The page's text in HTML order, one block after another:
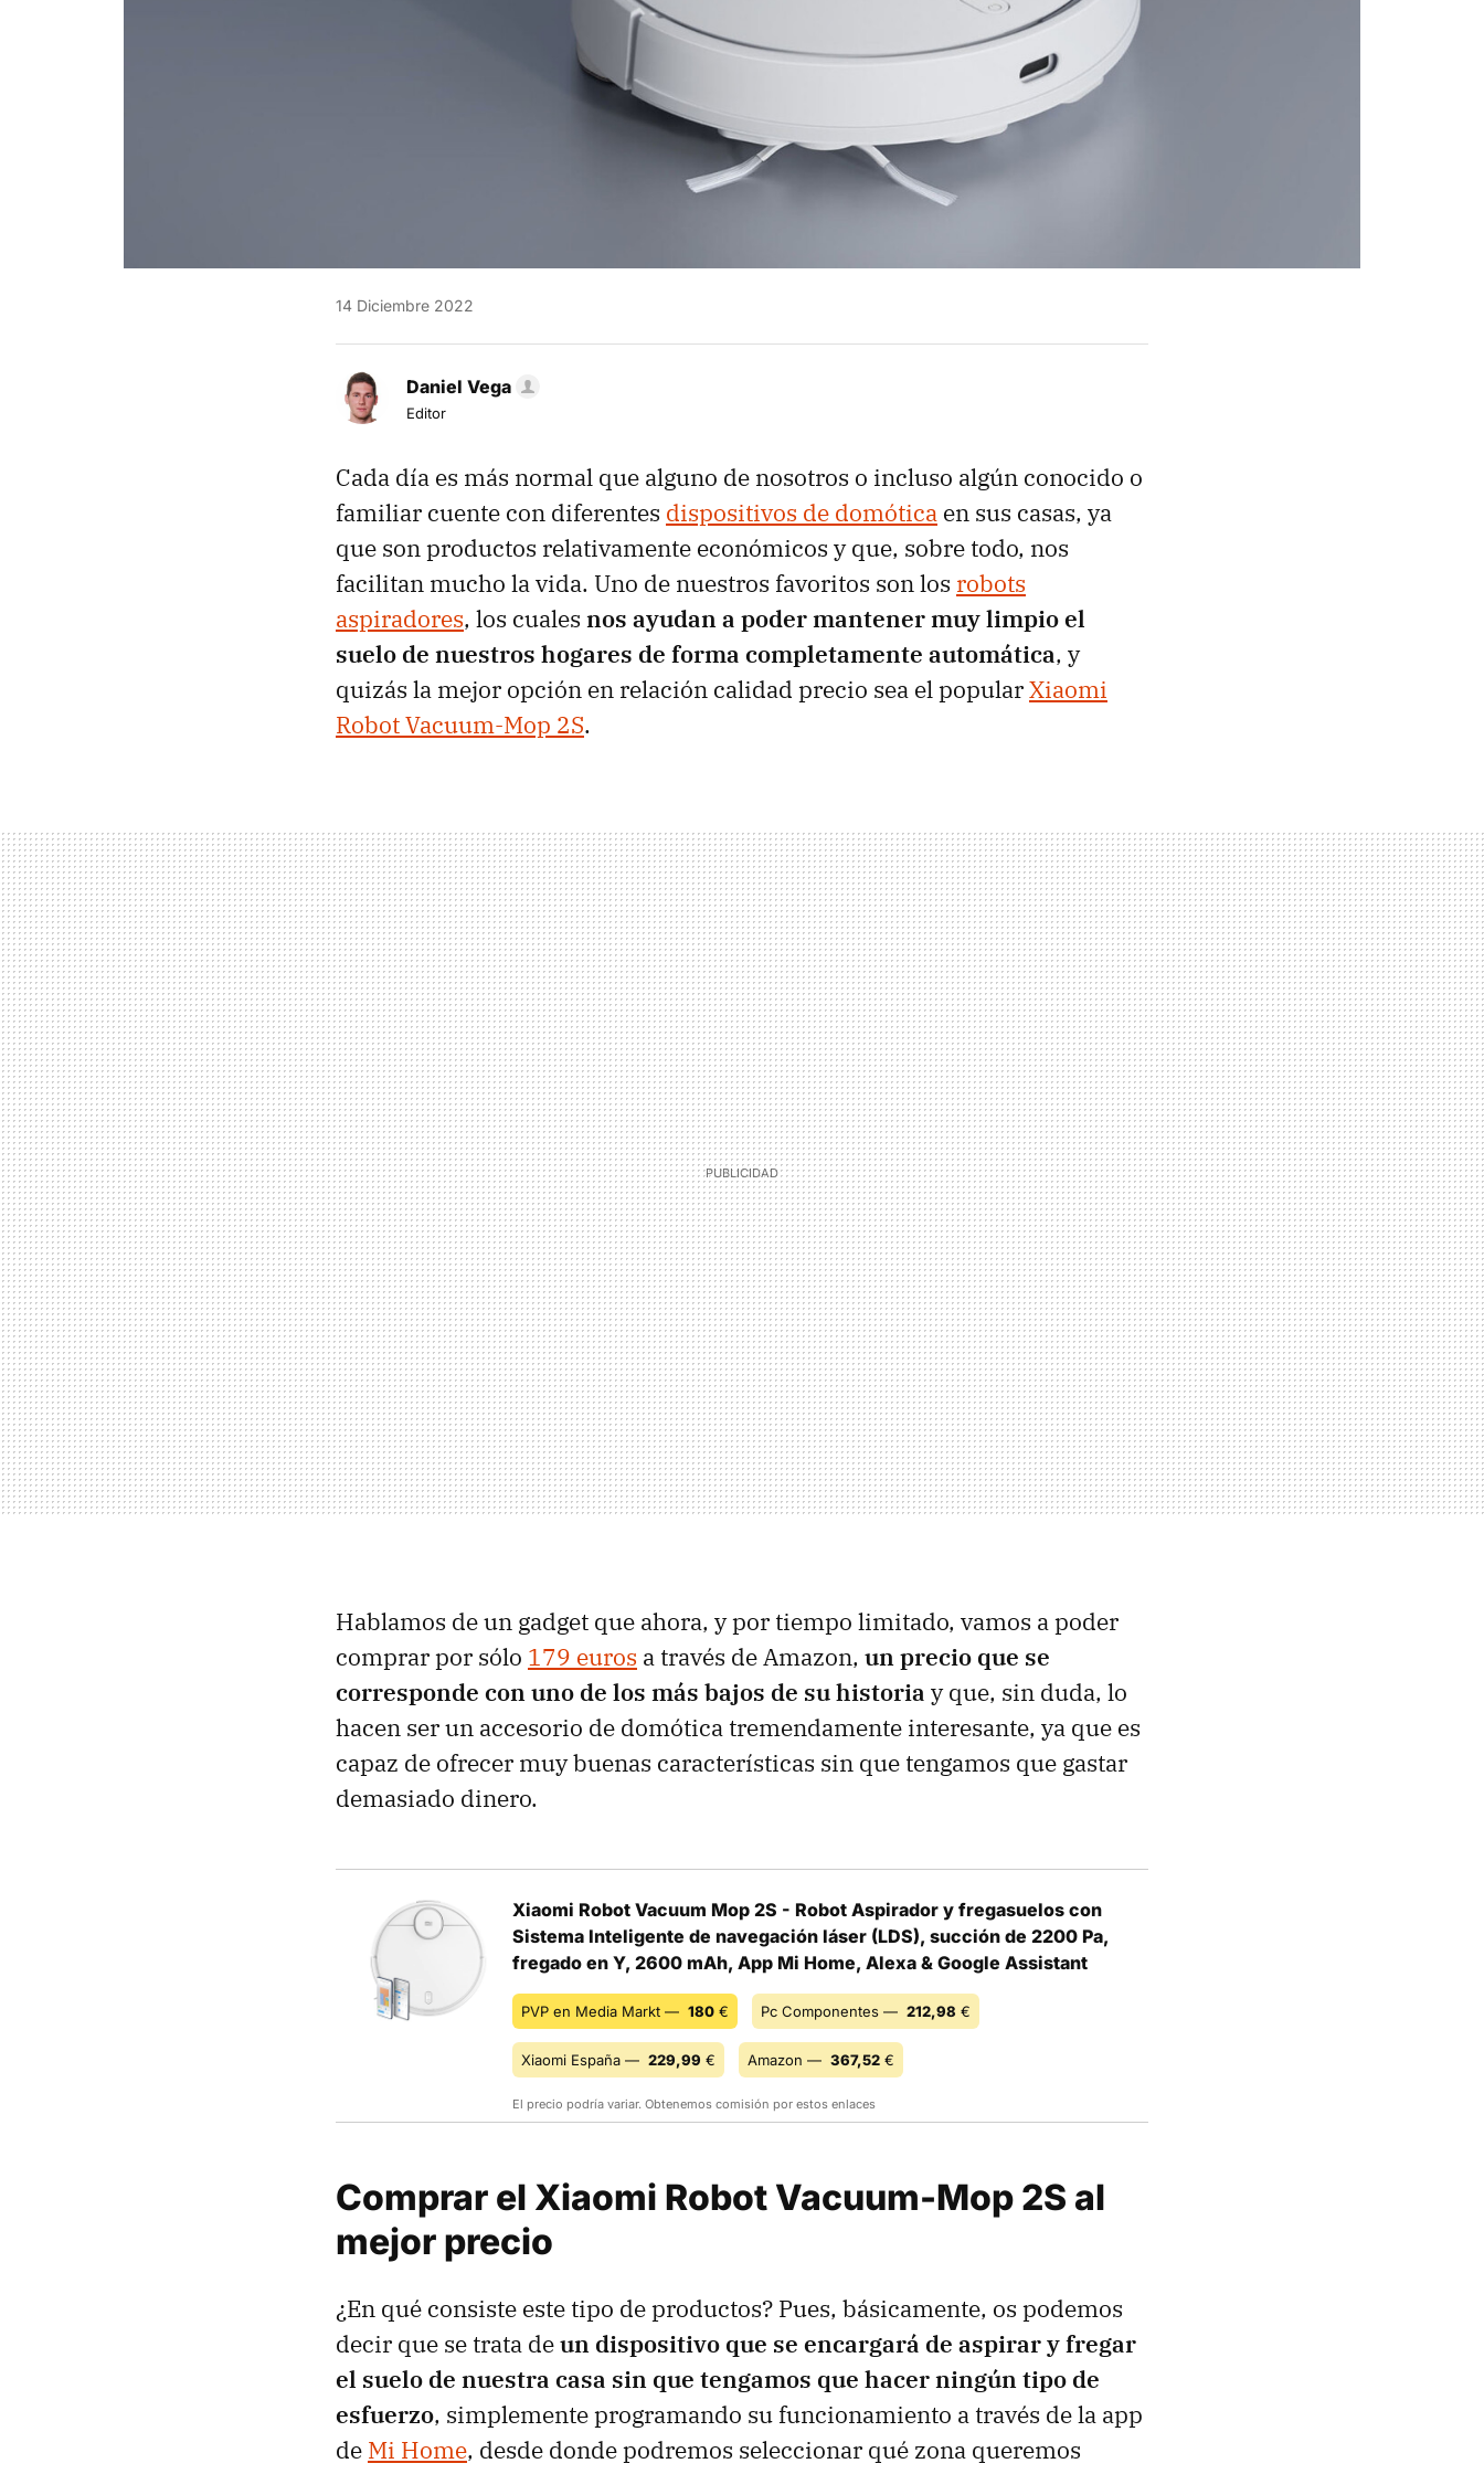
14 Diciembre 2022
Daniel Vega
Editor
Cada día es más normal que alguno de nosotros o incluso algún conocido o
familiar cuente con diferentes dispositivos de domótica en sus casas, ya
que son productos relativamente económicos y que, sobre todo, nos
facilitan mucho la vida. Uno de nuestros favoritos son los robots
aspiradores, los cuales nos ayudan a poder mantener muy limpio el
suelo de nuestros hogares de forma completamente automática, y
quizás la mejor opción en relación calidad precio sea el popularXiaomi
Robot Vacuum-Mop 2S.
Hablamos de un gadget que ahora, y por tiempo limitado, vamos a poder
comprar por sólo 179 euros a través de Amazon, un precio que se
corresponde con uno de los más bajos de su historia y que, sin duda, lo
hacen ser un accesorio de domótica tremendamente interesante, ya que es
capaz de ofrecer muy buenas características sin que tengamos que gastar
demasiado dinero.
Xiaomi Robot Vacuum Mop 2S - Robot Aspirador y fregasuelos con
Sistema Inteligente de navegación láser (LDS), succión de 2200 Pa,
fregado en Y, 2600 mAh, App Mi Home, Alexa & Google Assistant
PVP en Media Markt — 180 € Pc Componentes — 212,98 €
Xiaomi España — 229,99 € Amazon — 367,52 €
El precio podría variar. Obtenemos comisión por estos enlaces
Comprar el Xiaomi Robot Vacuum-Mop 2S al
mejor precio
¿En qué consiste este tipo de productos? Pues, básicamente, os podemos
decir que se trata deun dispositivo que se encargará de aspirar y fregar
el suelo de nuestra casa sin que tengamos que hacer ningún tipo de
esfuerzo, simplemente programando su funcionamiento a través de la app
de Mi Home, desde donde podremos seleccionar qué zona queremos